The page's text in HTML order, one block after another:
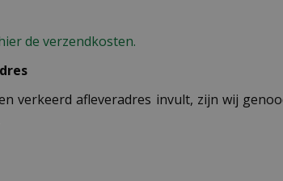
de verzendkosten.
verkeerd afleveradres invult, zijn wij